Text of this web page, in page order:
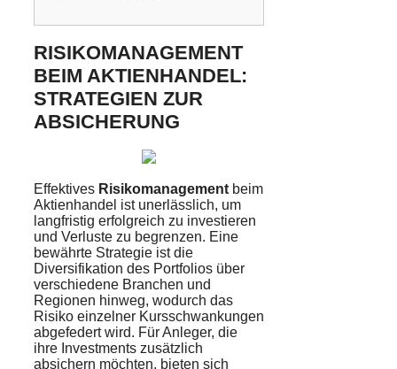
RISIKOMANAGEMENT
BEIM AKTIENHANDEL:
STRATEGIEN ZUR
ABSICHERUNG
Effektives Risikomanagement beim
Aktienhandel ist unerlässlich, um
langfristig erfolgreich zu investieren
und Verluste zu begrenzen. Eine
bewährte Strategie ist die
Diversifikation des Portfolios über
verschiedene Branchen und
Regionen hinweg, wodurch das
Risiko einzelner Kursschwankungen
abgefedert wird. Für Anleger, die
ihre Investments zusätzlich
absichern möchten, bieten sich